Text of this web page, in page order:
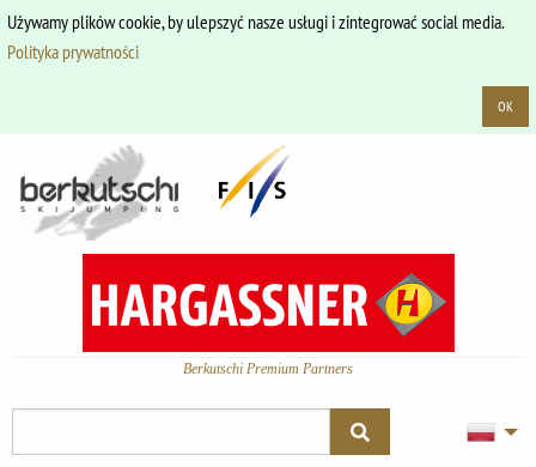
Używamy plików cookie, by ulepszyć nasze usługi i zintegrować social media.
Polityka prywatności
OK
Berkutschi Premium Partners